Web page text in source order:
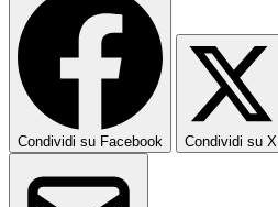
Condividi su Facebook Condividi su X